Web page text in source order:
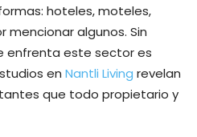
hoteles, moteles,
mencionar algunos. Sin
enfrenta este sector es
en Nantli Living revelan
que todo propietario y